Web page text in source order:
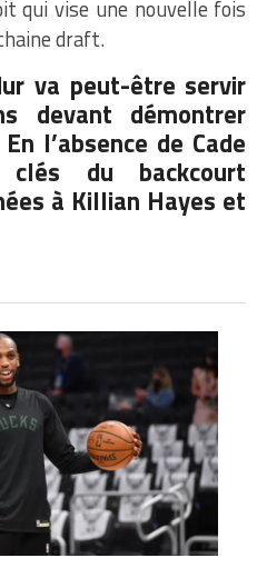
qui vise une nouvelle fois
draft.
va peut-être servir
devant démontrer
l’absence de Cade
clés du backcourt
à Killian Hayes et